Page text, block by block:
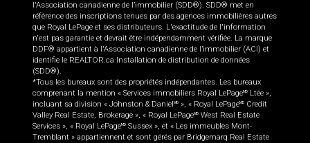
l'Association canadienne de l’immobilier (SDD®). SDD® met en
référence des inscriptions tenues par des agences immobilières autres
que Royal LePage et ses distributeurs. L'exactitude de l'information
n'est pas garantie et devrait être indépendamment vérifiée. La marque
DDF® appartient à l'Association canadienne de l’immobilier (ACI) et
identifie le REALTOR.ca Installation de distribution de données
(SDD®).
*Tous les bureaux sont des propriétés indépendantes. Les bureaux
comprenant la mention « Services immobiliers Royal LePageMD
Ltée »,
incluant sa division « Johnston & Daniel MD », « Royal LePageMD
Credit
Valley Real Estate, Brokerage », « Royal LePageMD West Real Estate
Services », « Royal LePageMD Sussex », et « Les immeubles Mont-
Tremblant » appartiennent et sont gérés par Bridgemarq Real Estate